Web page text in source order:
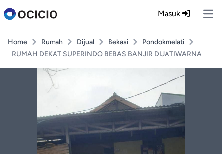
Masuk
Home Rumah Dijual Bekasi
Pondokmelati
RUMAH DEKAT SUPERINDO BEBAS BANJIR DIJATIWARNA